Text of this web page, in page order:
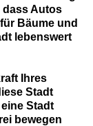
dass Autos
Bäume und
lebenswert
Ihres
Stadt
Stadt
bewegen